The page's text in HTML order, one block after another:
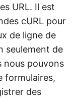
URL. Il est
cURL pour
de ligne de
seulement de
nous pouvons
formulaires,
des